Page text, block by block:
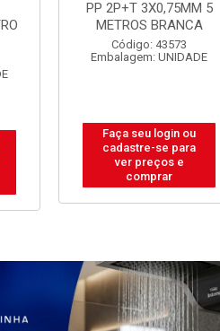
PP 2P+T 3X0,75MM 3
METROS PRETA
Código: 43570
Embalagem: UNIDADE
Faça seu login ou
cadastre-se para
ver preços e
comprar